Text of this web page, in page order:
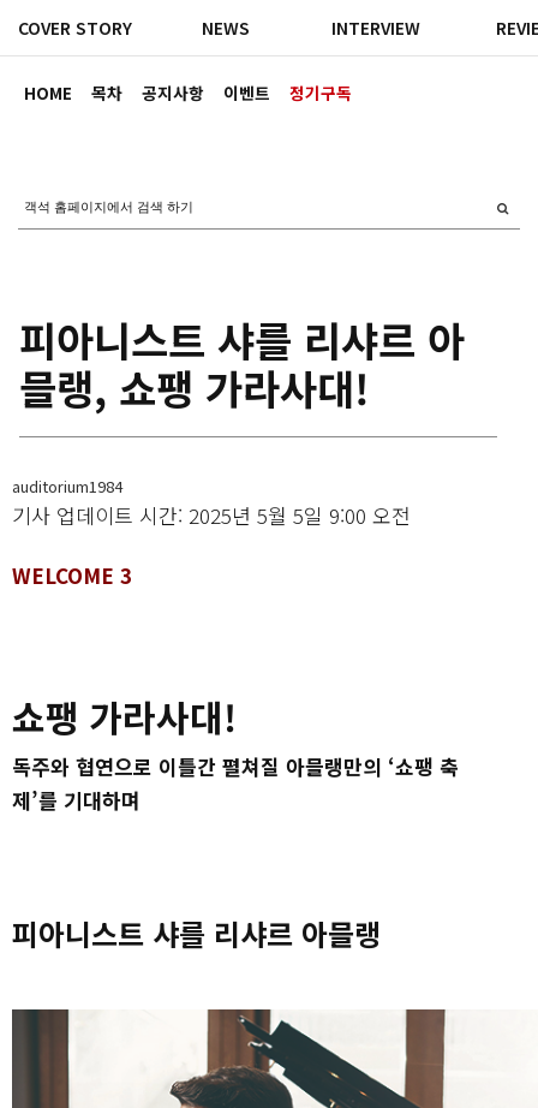
HOME 목차 공지사항 이벤트 정기구독
COVER STORY NEWS INTERVIEW
피아니스트 샤를 리샤르 아
믈랭, 쇼팽 가라사대!
auditorium1984
기사 업데이트 시간: 2025년 5월 5일 9:00 오전
WELCOME 3
쇼팽 가라사대!
독주와 협연으로 이틀간 펼쳐질 아믈랭만의 ‘쇼팽 축
제’를 기대하며
피아니스트 샤를 리샤르 아믈랭